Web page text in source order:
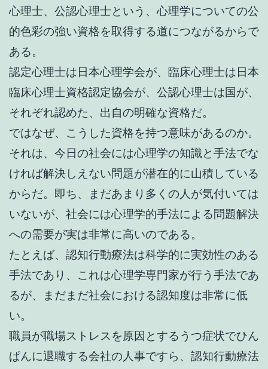
心理士、公認心理士という、心理学についての公
的色彩の強い資格を取得する道につながるからで
ある。
認定心理士は日本心理学会が、臨床心理士は日本
臨床心理士資格認定協会が、公認心理士は国が、
それぞれ認めた、出自の明確な資格だ。
ではなぜ、こうした資格を持つ意味があるのか。
それは、今日の社会には心理学の知識と手法でな
ければ解決しえない問題が潜在的に山積している
からだ。即ち、まだあまり多くの人が気付いては
いないが、社会には心理学的手法による問題解決
への需要が実は非常に高いのである。
たとえば、認知行動療法は科学的に実効性のある
手法であり、これは心理学専門家が行う手法であ
るが、まだまだ社会における認知度は非常に低
い。
職員が職場ストレスを原因とするうつ症状でひん
ぱんに退職する会社の人事ですら、認知行動療法